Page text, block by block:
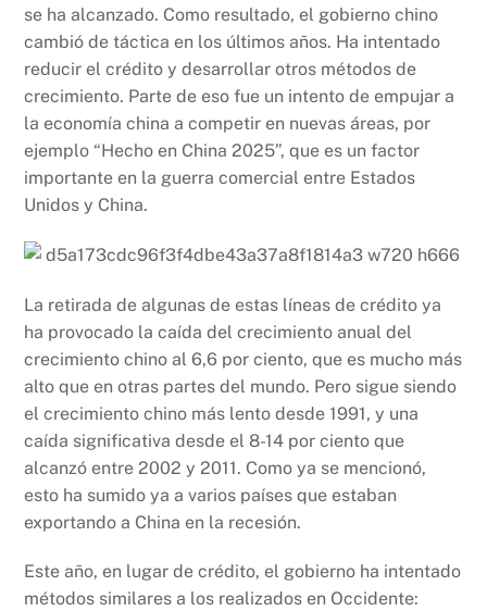
se ha alcanzado. Como resultado, el gobierno chino
cambió de táctica en los últimos años. Ha intentado
reducir el crédito y desarrollar otros métodos de
crecimiento. Parte de eso fue un intento de empujar a
la economía china a competir en nuevas áreas, por
ejemplo “Hecho en China 2025”, que es un factor
importante en la guerra comercial entre Estados
Unidos y China.
La retirada de algunas de estas líneas de crédito ya
ha provocado la caída del crecimiento anual del
crecimiento chino al 6,6 por ciento, que es mucho más
alto que en otras partes del mundo. Pero sigue siendo
el crecimiento chino más lento desde 1991, y una
caída significativa desde el 8-14 por ciento que
alcanzó entre 2002 y 2011. Como ya se mencionó,
esto ha sumido ya a varios países que estaban
exportando a China en la recesión.
Este año, en lugar de crédito, el gobierno ha intentado
métodos similares a los realizados en Occidente: